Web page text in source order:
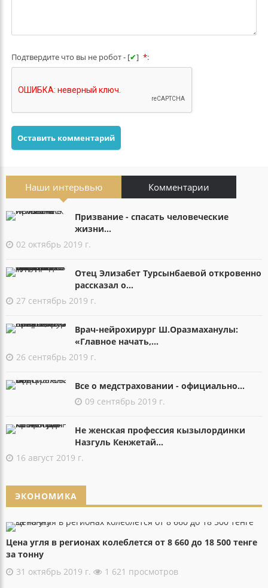
Подтвердите что вы не робот - [✔] *:
Оставить комментарий
Наши интерьвью Комментарии
Призвание - спасать человеческие
жизни...
02 октябрь 2019 г.
Отец Элизабет Турсынбаевой откровенно
рассказал о...
27 сентябрь 2019 г.
Врач-нейрохирург Ш.Оразмаханулы:
«Главное начать,...
26 сентябрь 2019 г.
Все о медстраховании - официально...
09 сентябрь 2019 г.
Не женская профессия кызылординки
Назгуль Кенжетай...
16 август 2019 г.
ЭКОНОМИКА
Цена угля в регионах колеблется от 8 660 до 18 500 тенге
за тонну
31 октябрь 2019 г.
1 621 просмотров